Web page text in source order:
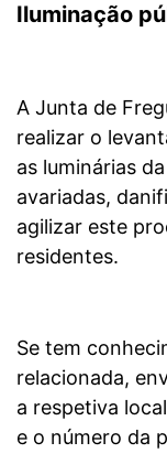
Iluminação
A Junta de
realizar o
as luminárias
avariadas,
agilizar este
residentes.
Se tem
relacionada,
a respetiva
e o número da